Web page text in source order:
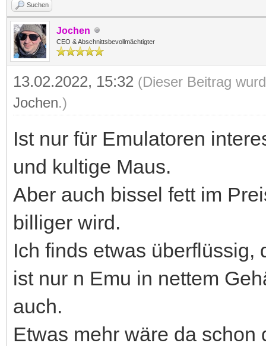
Suchen
Jochen
CEO & Abschnittsbevollmächtigter
13.02.2022, 15:32 (Dieser Beitrag
Jochen.)
Ist nur für Emulatoren
und kultige Maus.
Aber auch bissel fett im
billiger wird.
Ich finds etwas überflüssig,
ist nur n Emu in nettem
auch.
Etwas mehr wäre da